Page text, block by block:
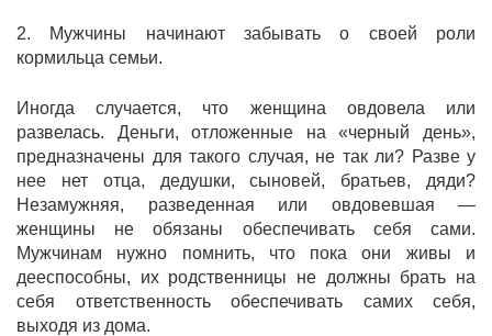
2. Мужчины начинают забывать о своей роли
кормильца семьи.
Иногда случается, что женщина овдовела или
развелась. Деньги, отложенные на «черный день»,
предназначены для такого случая, не так ли? Разве у
нее нет отца, дедушки, сыновей, братьев, дяди?
Незамужняя, разведенная или овдовевшая —
женщины не обязаны обеспечивать себя сами.
Мужчинам нужно помнить, что пока они живы и
дееспособны, их родственницы не должны брать на
себя ответственность обеспечивать самих себя,
выходя из дома.